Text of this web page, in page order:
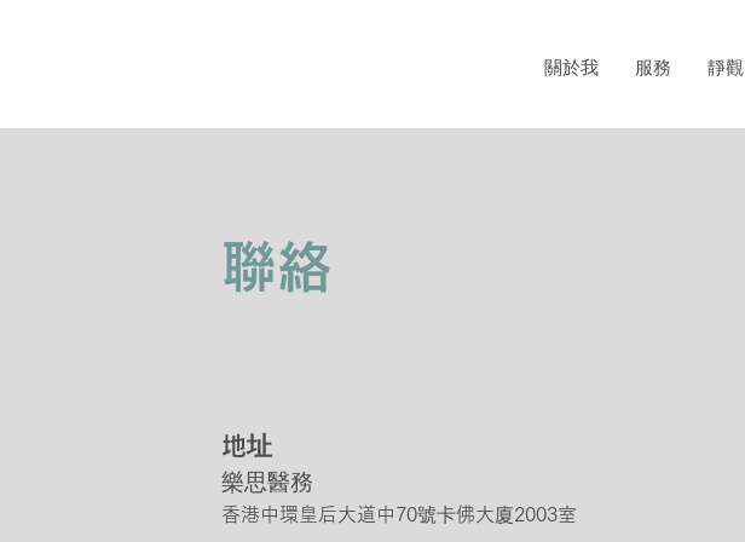
關於我 服務 靜觀
聯絡
地址
​樂思醫務
香港中環皇后大道中70號卡佛大廈2003室